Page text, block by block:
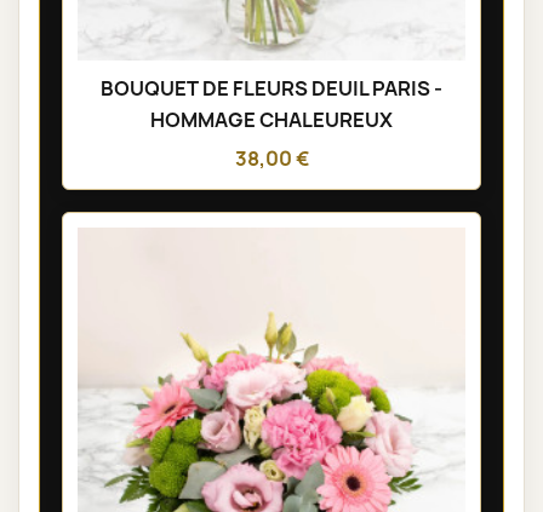
BOUQUET DE FLEURS DEUIL PARIS -
HOMMAGE CHALEUREUX
38,00 €